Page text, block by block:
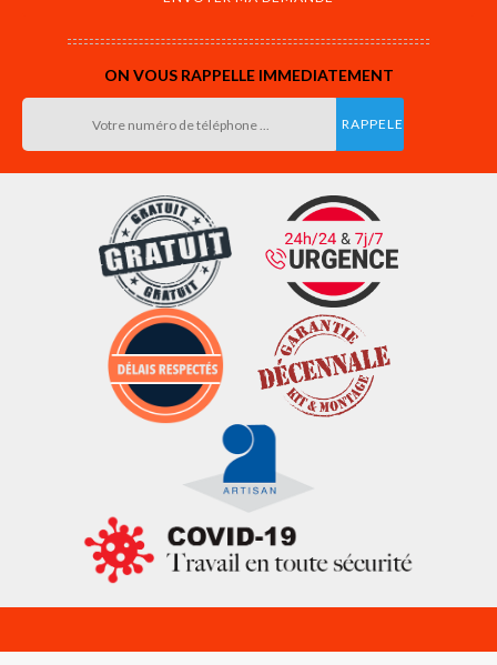
ON VOUS RAPPELLE IMMEDIATEMENT